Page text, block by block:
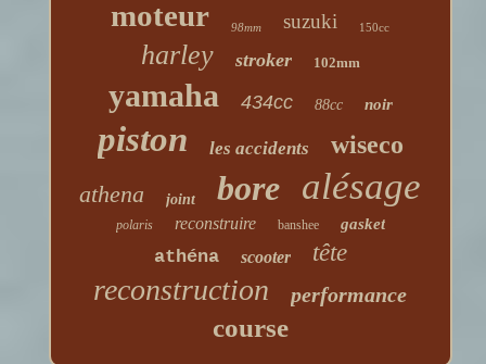
moteur 98mm suzuki 150cc
harley stroker 102mm
yamaha 434cc 88cc noir
piston les accidents wiseco
athena joint bore alésage
polaris reconstruire banshee gasket
athéna scooter tête
reconstruction performance
course